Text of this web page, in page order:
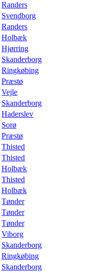
Randers
Svendborg
Randers
Holbæk
Hjørring
Skanderborg
Ringkøbing
Præstø
Vejle
Skanderborg
Haderslev
Sorø
Præstø
Thisted
Thisted
Holbæk
Thisted
Holbæk
Tønder
Tønder
Tønder
Viborg
Skanderborg
Ringkøbing
Skanderborg